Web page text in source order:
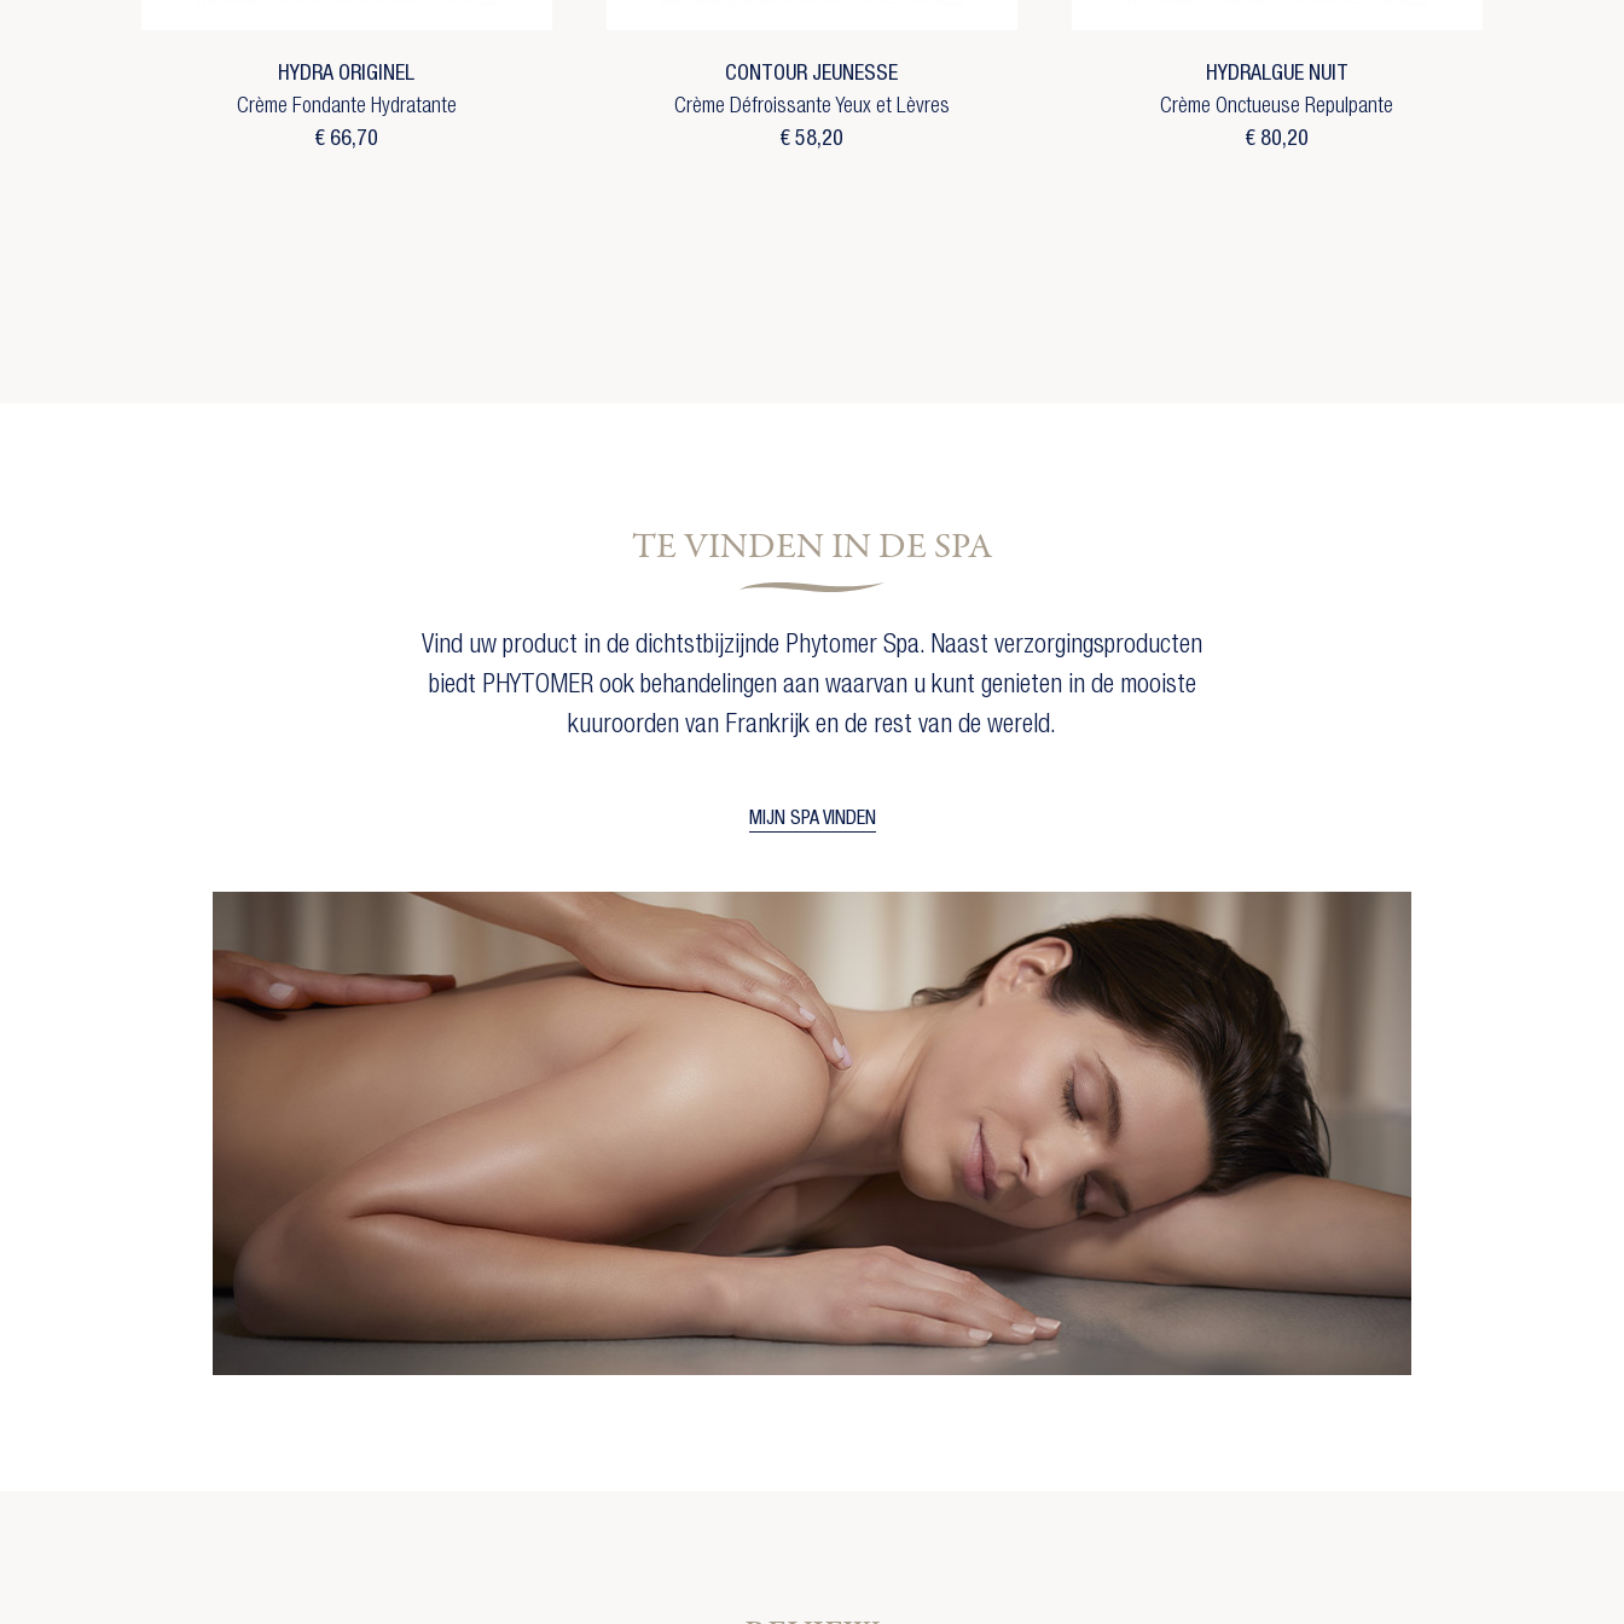
HYDRA ORIGINEL
Crème Fondante Hydratante
€ 66,70
CONTOUR JEUNESSE
Crème Défroissante Yeux et Lèvres
€ 58,20
HYDRALGUE NUIT
Crème Onctueuse Repulpante
€ 80,20
TE VINDEN IN DE SPA
Vind uw product in de dichtstbijzijnde Phytomer Spa. Naast verzorgingsproducten
biedt PHYTOMER ook behandelingen aan waarvan u kunt genieten in de mooiste
kuuroorden van Frankrijk en de rest van de wereld.
MIJN SPA VINDEN